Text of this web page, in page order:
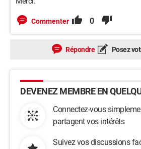
Commenter 0
Répondre Posez
DEVENEZ MEMBRE EN
Connectez-vous
partagent vos intérêts
Suivez vos discussions